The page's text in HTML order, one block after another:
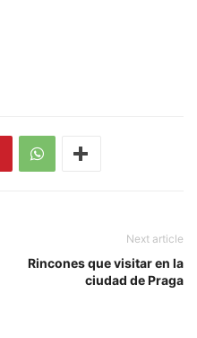
Next article
Rincones que visitar en la
ciudad de Praga